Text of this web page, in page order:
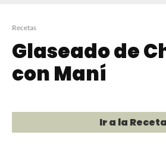
Recetas
Glaseado de
con Maní
Ir a la Receta